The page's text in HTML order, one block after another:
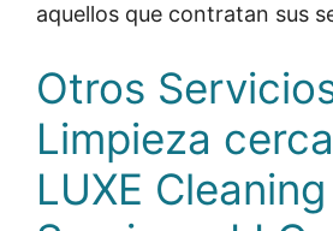
aquellos que contratan sus
Otros
Limpieza
LUXE Cleaning